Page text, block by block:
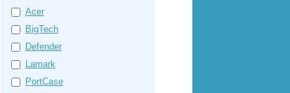
Acer
BigTech
Defender
Lamark
PortCase